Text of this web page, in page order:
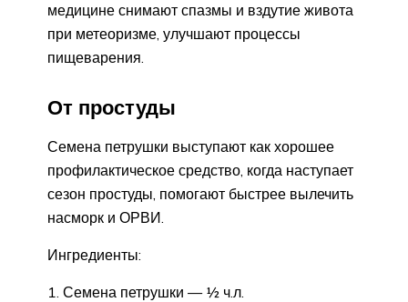
медицине снимают спазмы и вздутие живота
при метеоризме, улучшают процессы
пищеварения.
От простуды
Семена петрушки выступают как хорошее
профилактическое средство, когда наступает
сезон простуды, помогают быстрее вылечить
насморк и ОРВИ.
Ингредиенты:
Семена петрушки — ½ ч.л.